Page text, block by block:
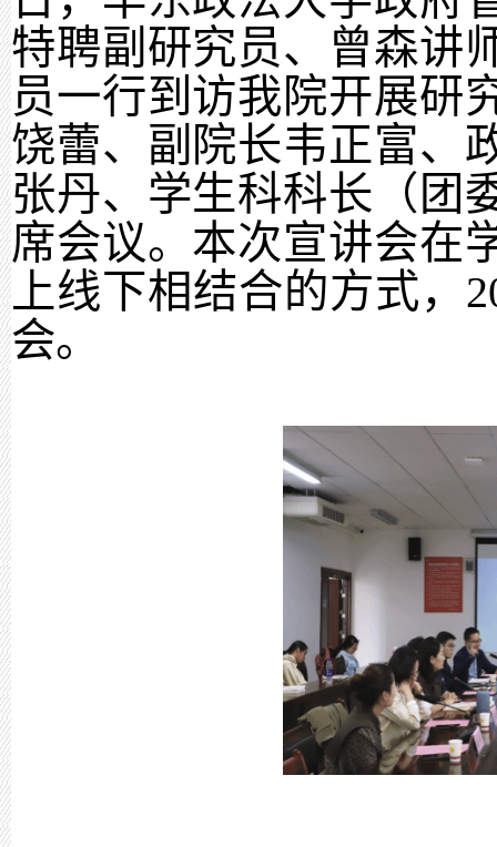
特聘副研究员、曾森讲
员一行到访我院开展研
饶蕾、副院长韦正富、
张丹、学生科科长（团
席会议。本次宣讲会在
上线下相结合的方式，
会。